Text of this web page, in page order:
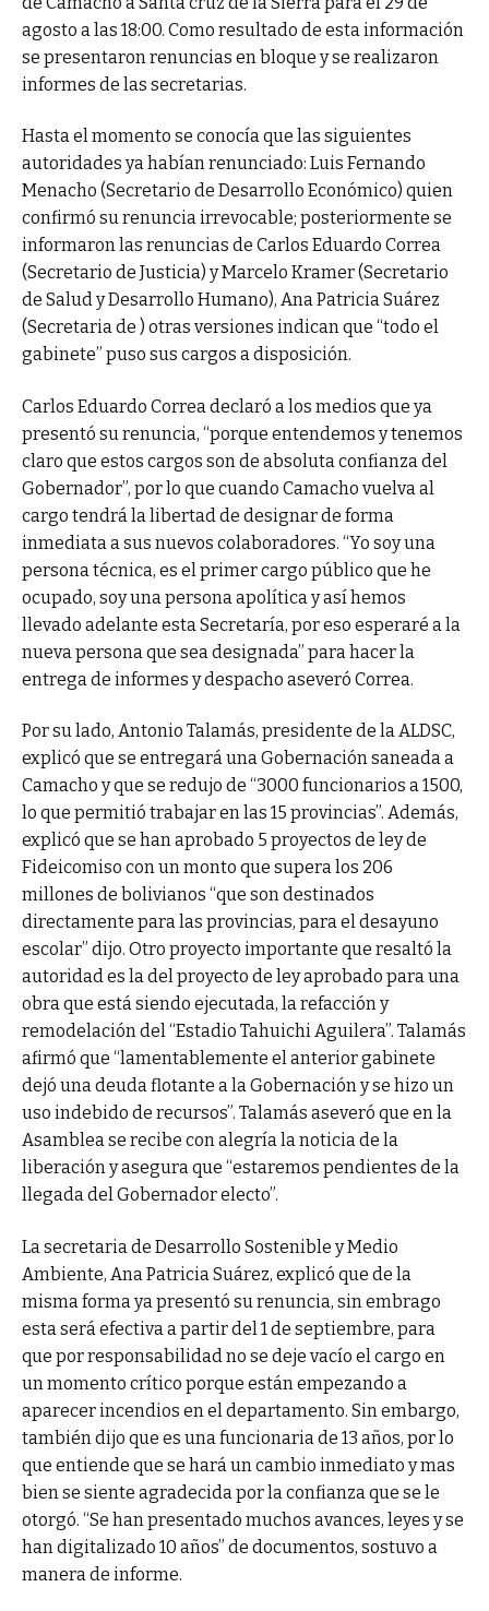
agosto a las 18:00. Como resultado de esta información
se presentaron renuncias en bloque y se realizaron
informes de las secretarias.
Hasta el momento se conocía que las siguientes
autoridades ya habían renunciado: Luis Fernando
Menacho (Secretario de Desarrollo Económico) quien
confirmó su renuncia irrevocable; posteriormente se
informaron las renuncias de Carlos Eduardo Correa
(Secretario de Justicia) y Marcelo Kramer (Secretario
de Salud y Desarrollo Humano), Ana Patricia Suárez
(Secretaria de ) otras versiones indican que “todo el
gabinete” puso sus cargos a disposición.
Carlos Eduardo Correa declaró a los medios que ya
presentó su renuncia, “porque entendemos y tenemos
claro que estos cargos son de absoluta confianza del
Gobernador”, por lo que cuando Camacho vuelva al
cargo tendrá la libertad de designar de forma
inmediata a sus nuevos colaboradores. “Yo soy una
persona técnica, es el primer cargo público que he
ocupado, soy una persona apolítica y así hemos
llevado adelante esta Secretaría, por eso esperaré a la
nueva persona que sea designada” para hacer la
entrega de informes y despacho aseveró Correa.
Por su lado, Antonio Talamás, presidente de la ALDSC,
explicó que se entregará una Gobernación saneada a
Camacho y que se redujo de “3000 funcionarios a 1500,
lo que permitió trabajar en las 15 provincias”. Además,
explicó que se han aprobado 5 proyectos de ley de
Fideicomiso con un monto que supera los 206
millones de bolivianos “que son destinados
directamente para las provincias, para el desayuno
escolar” dijo. Otro proyecto importante que resaltó la
autoridad es la del proyecto de ley aprobado para una
obra que está siendo ejecutada, la refacción y
remodelación del “Estadio Tahuichi Aguilera”. Talamás
afirmó que “lamentablemente el anterior gabinete
dejó una deuda flotante a la Gobernación y se hizo un
uso indebido de recursos”. Talamás aseveró que en la
Asamblea se recibe con alegría la noticia de la
liberación y asegura que “estaremos pendientes de la
llegada del Gobernador electo”.
La secretaria de Desarrollo Sostenible y Medio
Ambiente, Ana Patricia Suárez, explicó que de la
misma forma ya presentó su renuncia, sin embrago
esta será efectiva a partir del 1 de septiembre, para
que por responsabilidad no se deje vacío el cargo en
un momento crítico porque están empezando a
aparecer incendios en el departamento. Sin embargo,
también dijo que es una funcionaria de 13 años, por lo
que entiende que se hará un cambio inmediato y mas
bien se siente agradecida por la confianza que se le
otorgó. “Se han presentado muchos avances, leyes y se
han digitalizado 10 años” de documentos, sostuvo a
manera de informe.